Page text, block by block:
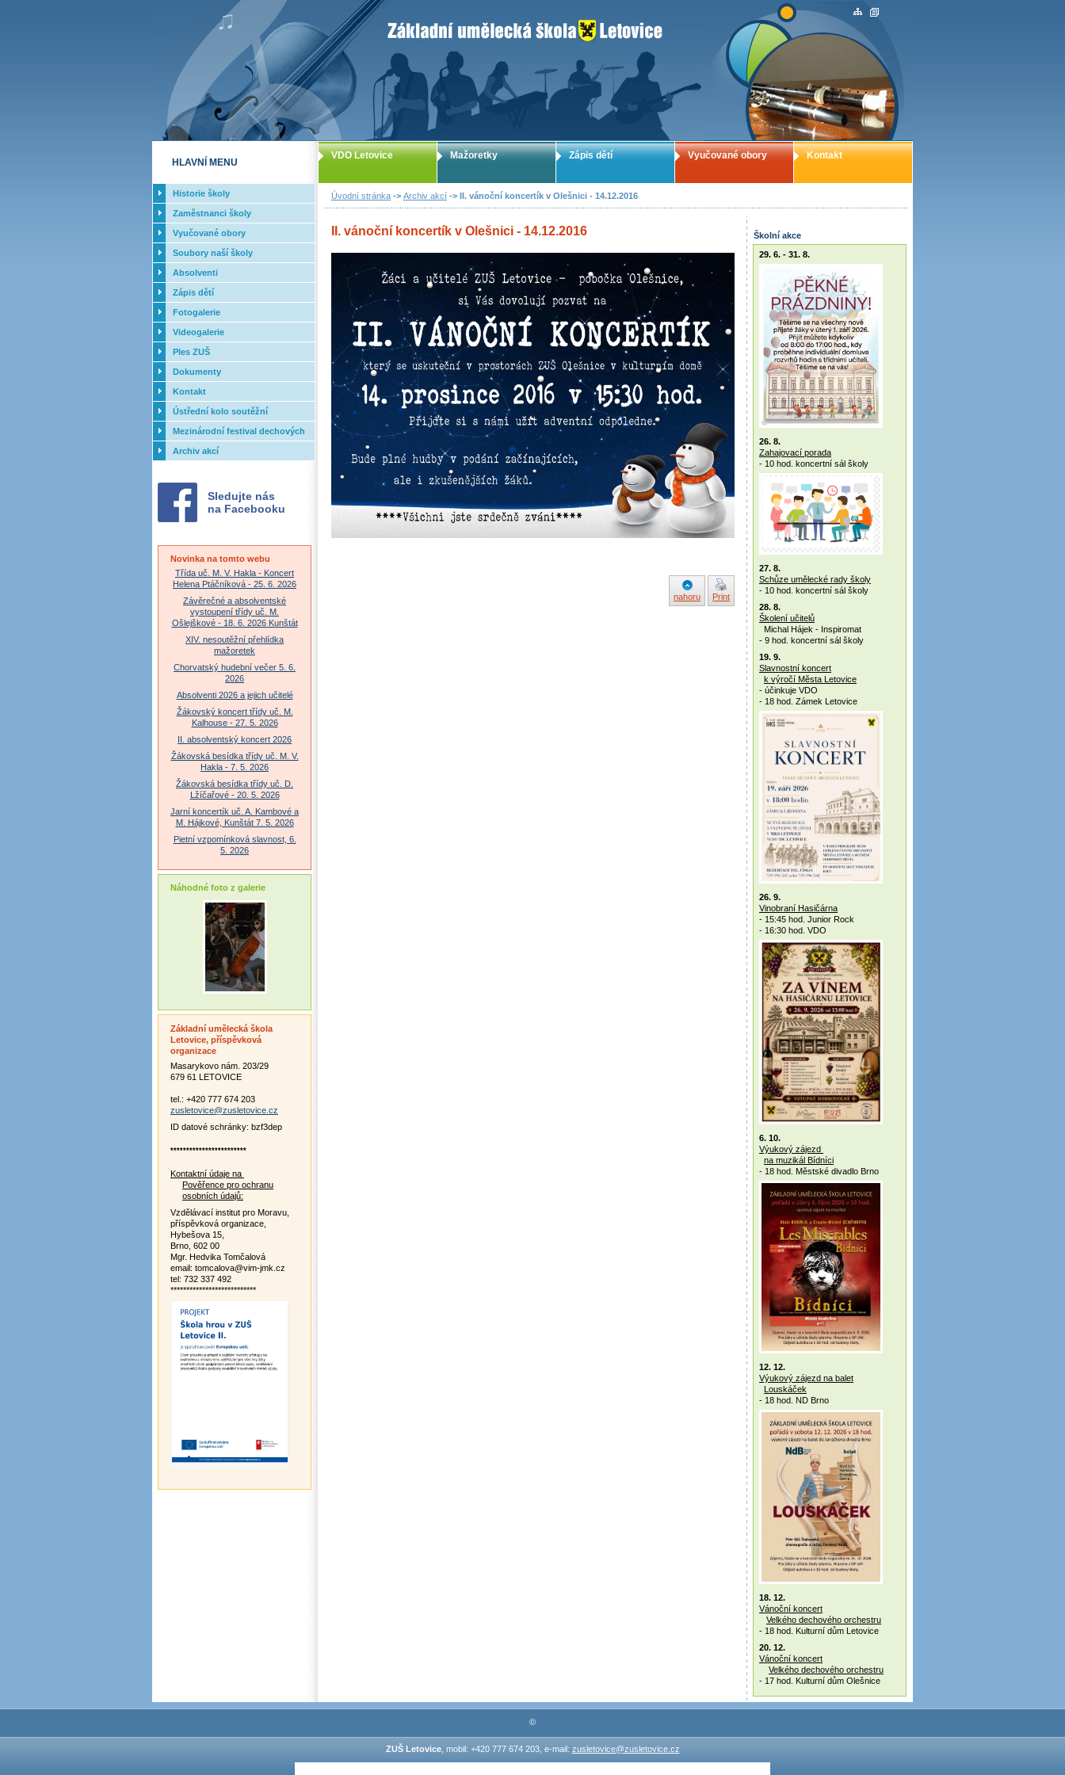
ZUŠ Letovice - Základní umělecká škola
Úvodní stránka -> Archiv akcí -> II. vánoční koncertík v Olešnici - 14.12.2016
II. vánoční koncertík v Olešnici - 14.12.2016
nahoru Print
Školní akce
29. 6. - 31. 8.
26. 8.
Zahajovací porada
- 10 hod. koncertní sál školy
27. 8.
Schůze umělecké rady školy
- 10 hod. koncertní sál školy
28. 8.
Školení učitelů
Michal Hájek - Inspiromat
- 9 hod. koncertní sál školy
19. 9.
Slavnostní koncert
k výročí Města Letovice
- účinkuje VDO
- 18 hod. Zámek Letovice
26. 9.
Vinobraní Hasičárna
- 15:45 hod. Junior Rock
- 16:30 hod. VDO
6. 10.
Výukový zájezd
na muzikál Bídníci
- 18 hod. Městské divadlo Brno
12. 12.
Výukový zájezd na balet
Louskáček
- 18 hod. ND Brno
18. 12.
Vánoční koncert
Velkého dechového orchestru
- 18 hod. Kulturní dům Letovice
20. 12.
Vánoční koncert
Velkého dechového orchestru
- 17 hod. Kulturní dům Olešnice
VDO Letovice Mažoretky Zápis dětí Vyučované obory Kontakt
HLAVNÍ MENU
Historie školy
Zaměstnanci školy
Vyučované obory
Soubory naší školy
Absolventi
Zápis dětí
Fotogalerie
Videogalerie
Ples ZUŠ
Dokumenty
Kontakt
Ústřední kolo soutěžní
přehlídky dechových orchestrů
ZUŠ - 2017
Mezinárodní festival dechových
orchestrů - Letovice
Archiv akcí
Sledujte nás
na Facebooku
Novinka na tomto webu
Třída uč. M. V. Hakla - Koncert
Helena Ptáčníková - 25. 6. 2026
Závěrečné a absolventské
vystoupení třídy uč. M.
Ošlejškové - 18. 6. 2026 Kunštát
XIV. nesoutěžní přehlídka
mažoretek
Chorvatský hudební večer 5. 6.
2026
Absolventi 2026 a jejich učitelé
Žákovský koncert třídy uč. M.
Kalhouse - 27. 5. 2026
II. absolventský koncert 2026
Žákovská besídka třídy uč. M. V.
Hakla - 7. 5. 2026
Žákovská besídka třídy uč. D.
Lžíčařové - 20. 5. 2026
Jarní koncertík uč. A. Kambové a
M. Hájkové, Kunštát 7. 5. 2026
Pietní vzpomínková slavnost, 6.
5. 2026
Náhodné foto z galerie
Základní umělecká škola
Letovice, příspěvková
organizace
Masarykovo nám. 203/29
679 61 LETOVICE
tel.: +420 777 674 203
zusletovice@zusletovice.cz
ID datové schránky: bzf3dep
************************
Kontaktní údaje na
Pověřence pro ochranu
osobních údajů:
Vzdělávací institut pro Moravu,
příspěvková organizace,
Hybešova 15,
Brno, 602 00
Mgr. Hedvika Tomčalová
email: tomcalova@vim-jmk.cz
tel: 732 337 492
***************************
©
ZUŠ Letovice, mobil: +420 777 674 203, e-mail: zusletovice@zusletovice.cz